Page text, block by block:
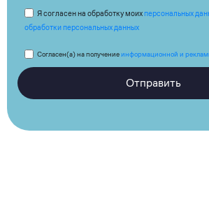
Я согласен на обработку моих персональных
обработки персональных данных
Согласен(а) на получениеинформационной и
Отправить